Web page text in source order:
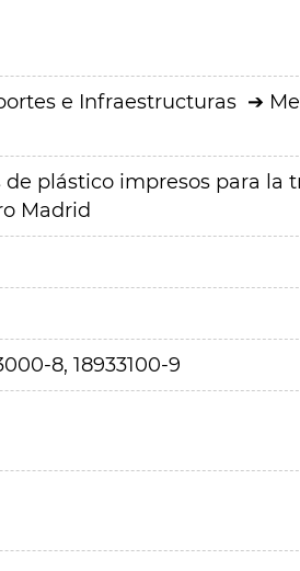
e Infraestructuras
plástico impresos para la
Madrid
8, 18933100-9